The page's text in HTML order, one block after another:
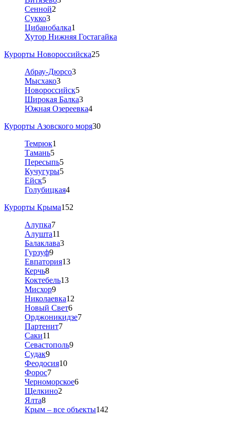
Сенной2
Сукко3
Цибанобалка1
Хутор Нижняя Гостагайка
Курорты Новороссийска25
Абрау-Дюрсо3
Мысхако3
Новороссийск5
Широкая Балка3
Южная Озереевка4
Курорты Азовского моря30
Темрюк1
Тамань5
Пересыпь5
Кучугуры5
Ейск5
Голубицкая4
Курорты Крыма152
Алупка7
Алушта11
Балаклава3
Гурзуф9
Евпатория13
Керчь8
Коктебель13
Мисхор9
Николаевка12
Новый Свет6
Орджоникидзе7
Партенит7
Саки11
Севастополь9
Судак9
Феодосия10
Форос7
Черноморское6
Щелкино2
Ялта8
Крым – все объекты142